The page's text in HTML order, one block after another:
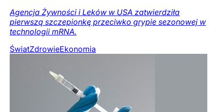
Agencja Żywności i Leków w USA zatwierdziła
pierwszą szczepionkę przeciwko grypie sezonowej w
technologii mRNA.
ŚwiatZdrowieEkonomia